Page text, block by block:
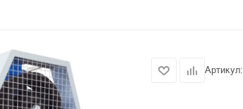
Артикул: